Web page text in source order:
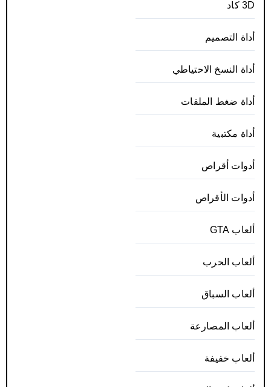
3D كاد
أداة التصميم
أداة النسخ الاحتياطي
أداة ضغط الملفات
أداة مكتبية
أدوات أقراص
أدوات الأقراص
ألعاب GTA
ألعاب الحرب
ألعاب السباق
ألعاب المصارعة
ألعاب خفيفة